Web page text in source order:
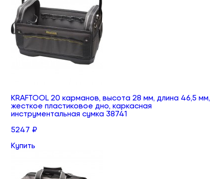
KRAFTOOL 20 карманов, высота 28 мм, длина 46,5 мм,
жесткое пластиковое дно, каркасная
инструментальная сумка 38741
5247 ₽
Купить